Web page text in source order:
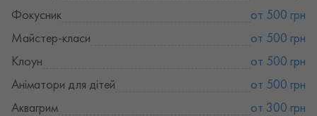
Фокусник
от 500 грн
Майстер-класи
от 500 грн
Клоун
от 500 грн
Аніматори для дітей
от 500 грн
Аквагрим
от 300 грн